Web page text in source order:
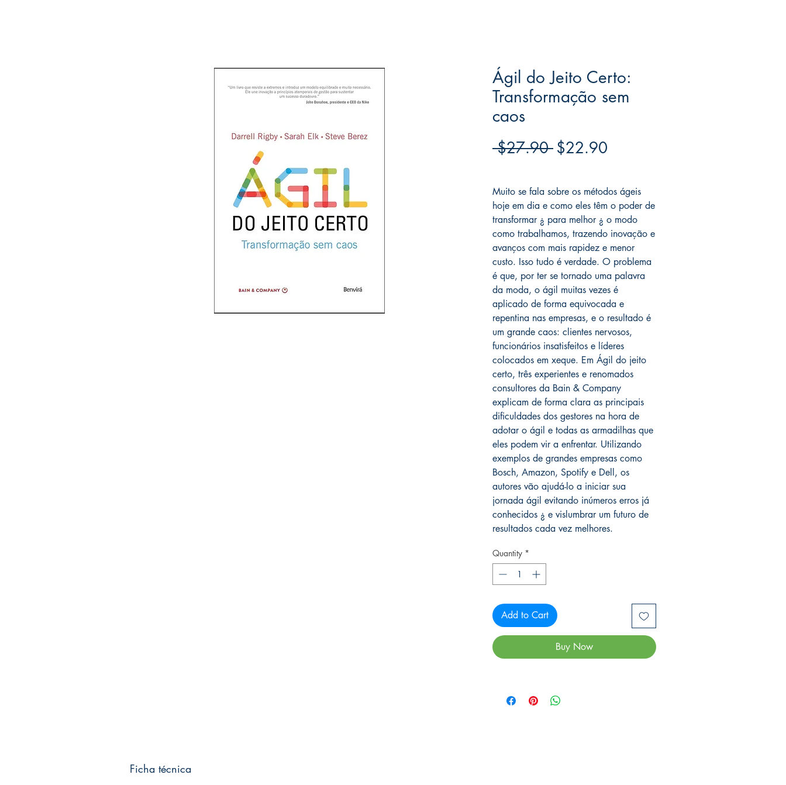
Ágil do Jeito Certo:
Transformação sem
caos
$27.90 Regular
$22.90
Muito se fala sobre os métodos ágeis
hoje em dia e como eles têm o poder de
transformar ¿ para melhor ¿ o modo
como trabalhamos, trazendo inovação e
avanços com mais rapidez e menor
custo. Isso tudo é verdade. O problema
é que, por ter se tornado uma palavra
da moda, o ágil muitas vezes é
aplicado de forma equivocada e
repentina nas empresas, e o resultado é
um grande caos: clientes nervosos,
funcionários insatisfeitos e líderes
colocados em xeque. Em Ágil do jeito
certo, três experientes e renomados
consultores da Bain & Company
explicam de forma clara as principais
dificuldades dos gestores na hora de
adotar o ágil e todas as armadilhas que
eles podem vir a enfrentar. Utilizando
exemplos de grandes empresas como
Bosch, Amazon, Spotify e Dell, os
autores vão ajudá-lo a iniciar sua
jornada ágil evitando inúmeros erros já
conhecidos ¿ e vislumbrar um futuro de
resultados cada vez melhores.
Quantity *
Add to Cart
Buy Now
Ficha técnica